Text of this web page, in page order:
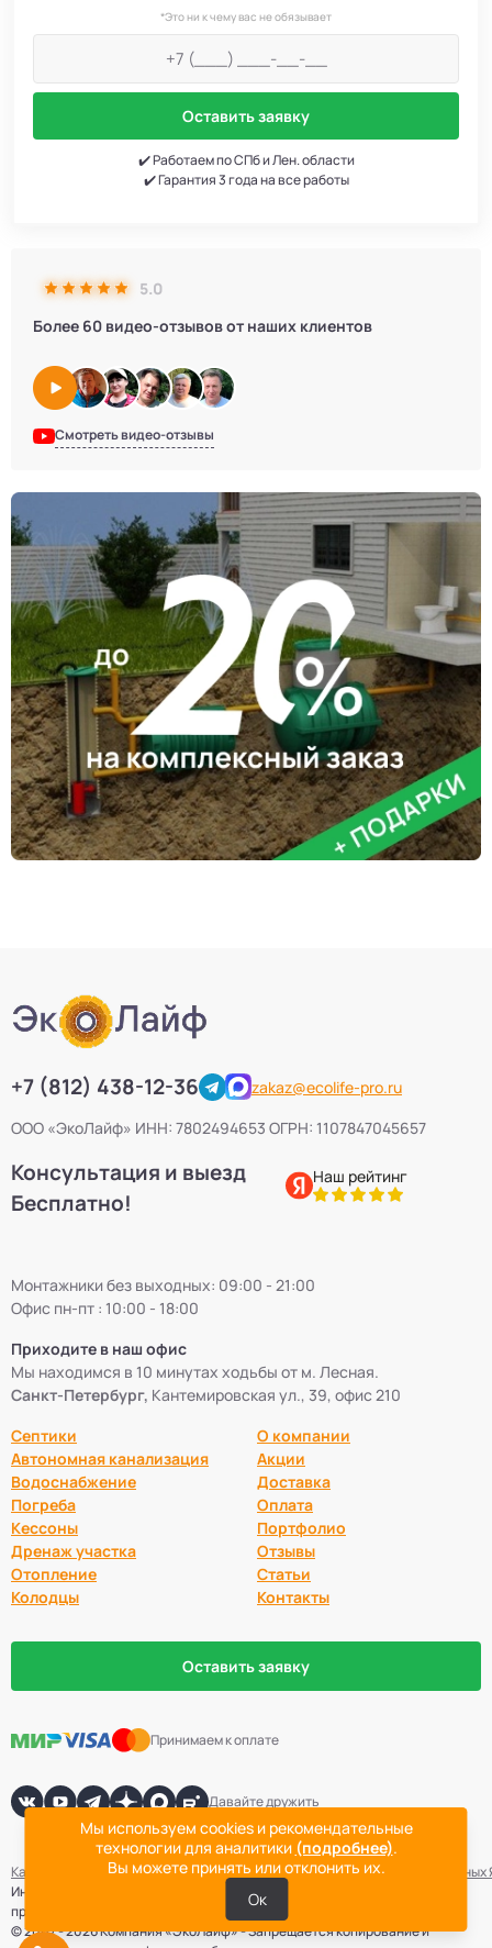
*Это ни к чему вас не обязывает
Оставить заявку
✔️ Работаем по СПб и Лен. области
✔️ Гарантия 3 года на все работы
5.0
Более 60 видео-отзывов от наших клиентов
Смотреть видео-отзывы
+7 (812) 438-12-36
zakaz@ecolife-pro.ru
ООО «ЭкоЛайф» ИНН: 7802494653 ОГРН: 1107847045657
Консультация и выезд
Бесплатно!
Наш рейтинг
Монтажники без выходных: 09:00 - 21:00
Офис пн-пт : 10:00 - 18:00
Приходите в наш офис
Мы находимся в 10 минутах ходьбы от м. Лесная.
Санкт-Петербург, Кантемировская ул., 39, офис 210
Септики
Автономная канализация
Водоснабжение
Погреба
Кессоны
Дренаж участка
Отопление
Колодцы
О компании
Акции
Доставка
Оплата
Портфолио
Отзывы
Статьи
Контакты
Оставить заявку
Принимаем к оплате
Давайте дружить
Информация не является публичной офертой. Точная стоимость
проведения работ определяется после выезда специалиста компании.
© 2007 - 2026 Компания «ЭкоЛайф» - Запрещается копирование и
Карта сайта Политика конфиденциальностиСогласие на обработку
Мы используем cookies и рекомендательные
технологии для аналитики (подробнее).
Вы можете принять или отклонить их.
Ок